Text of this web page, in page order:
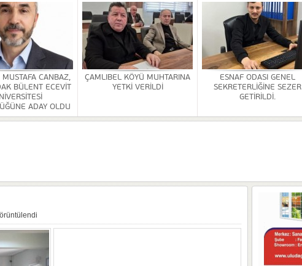
DÜZENLENDİ
BİNASİ YAPILACAK
BÜLENT ECEVİT ÜNİVERSİTESİ REKTÖRLÜĞÜNE ADAY OLDU
MUSTAFA CANBAZ,
BÜLENT ECEVİT
ADAY OLDU
ÇAMLIBEL KÖYÜ MUHTARINA
YETKİ VERİLDİ
ESNAF ODASI GENEL
SEKRETERLİĞİNE SEZER
GETİRİLDİ.